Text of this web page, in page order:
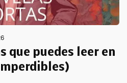
que puedes leer en